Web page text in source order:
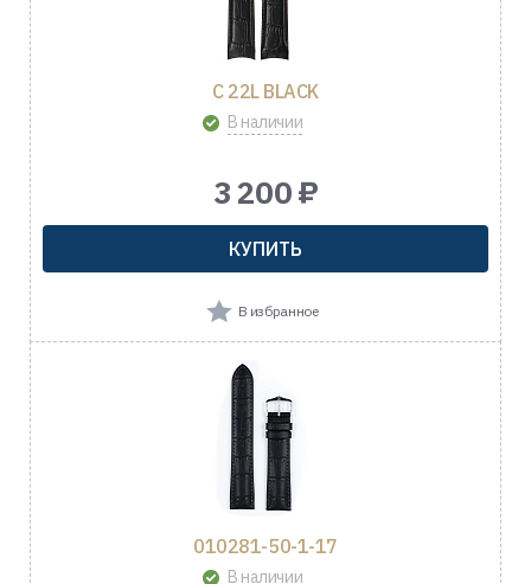
C 22L BLACK
В наличии
3 200 ₽
КУПИТЬ
В избранное
010281-50-1-17
В наличии